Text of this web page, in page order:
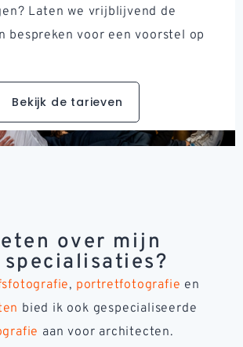
Laten we vrijblijvend de
bespreken voor een voorstel op
Bekijk de tarieven
over mijn
specialisaties?
, portretfotografie en
bied ik ook gespecialiseerde
aan voor architecten.